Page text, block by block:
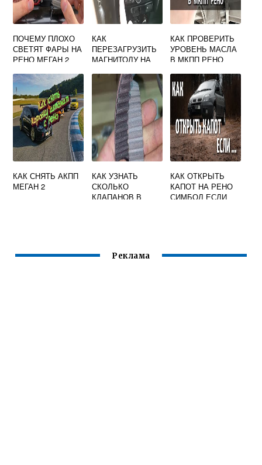
ПОЧЕМУ ПЛОХО
СВЕТЯТ ФАРЫ НА
РЕНО МЕГАН 2
КАК
ПЕРЕЗАГРУЗИТЬ
МАГНИТОЛУ НА
2012 ГОДА
КАК ПРОВЕРИТЬ
УРОВЕНЬ МАСЛА
В МКПП РЕНО
КАК СНЯТЬ АКПП
МЕГАН 2
КАК УЗНАТЬ
СКОЛЬКО
КЛАПАНОВ В
КАК ОТКРЫТЬ
КАПОТ НА РЕНО
СИМБОЛ ЕСЛИ
Реклама